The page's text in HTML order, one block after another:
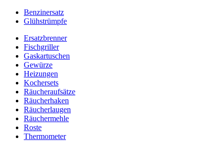
Benzinersatz
Glühstrümpfe
Ersatzbrenner
Fischgriller
Gaskartuschen
Gewürze
Heizungen
Kochersets
Räucheraufsätze
Räucherhaken
Räucherlaugen
Räuchermehle
Roste
Thermometer